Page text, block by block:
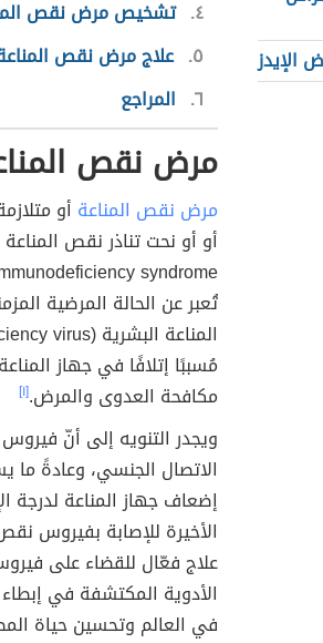
الإيدز
٤ تشخيص مرض نقص
٥ علاج مرض نقص
٦ المراجع
مرض نقص
مرض نقص المناعة أو
تُعبر عن الحالة المرضية
مُسببًا إتلافًا في جهاز
مكافحة العدوى والمرض.[١]
ويجدر التنويه إلى أنّ
الاتصال الجنسي، وعادةً
إضعاف جهاز المناعة لدرجة
الأخيرة للإصابة بفيروس
علاج فعّال للقضاء على
الأدوية المكتشفة في
في العالم وتحسين حياة